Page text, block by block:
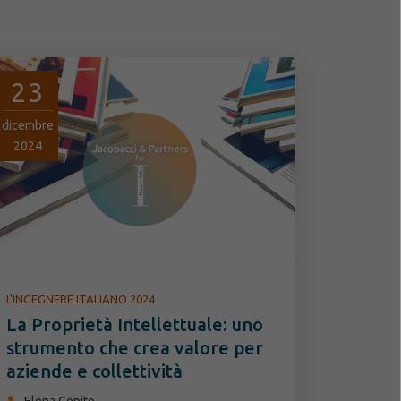
23
dicembre
2024
L'INGEGNERE ITALIANO 2024
La Proprietà Intellettuale: uno
strumento che crea valore per
aziende e collettività